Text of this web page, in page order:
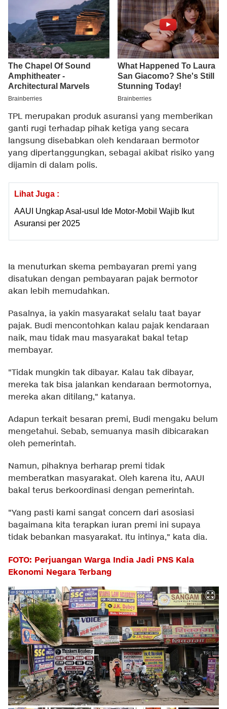
TPL merupakan produk asuransi yang memberikan
ganti rugi terhadap pihak ketiga yang secara
langsung disebabkan oleh kendaraan bermotor
yang dipertanggungkan, sebagai akibat risiko yang
dijamin di dalam polis.
Lihat Juga :
AAUI Ungkap Asal-usul Ide Motor-Mobil Wajib Ikut
Asuransi per 2025
Ia menuturkan skema pembayaran premi yang
disatukan dengan pembayaran pajak bermotor
akan lebih memudahkan.
Pasalnya, ia yakin masyarakat selalu taat bayar
pajak. Budi mencontohkan kalau pajak kendaraan
naik, mau tidak mau masyarakat bakal tetap
membayar.
"Tidak mungkin tak dibayar. Kalau tak dibayar,
mereka tak bisa jalankan kendaraan bermotornya,
mereka akan ditilang," katanya.
Adapun terkait besaran premi, Budi mengaku belum
mengetahui. Sebab, semuanya masih dibicarakan
oleh pemerintah.
Namun, pihaknya berharap premi tidak
memberatkan masyarakat. Oleh karena itu, AAUI
bakal terus berkoordinasi dengan pemerintah.
"Yang pasti kami sangat concern dari asosiasi
bagaimana kita terapkan iuran premi ini supaya
tidak bebankan masyarakat. Itu intinya," kata dia.
FOTO: Perjuangan Warga India Jadi PNS Kala
Ekonomi Negara Terbang